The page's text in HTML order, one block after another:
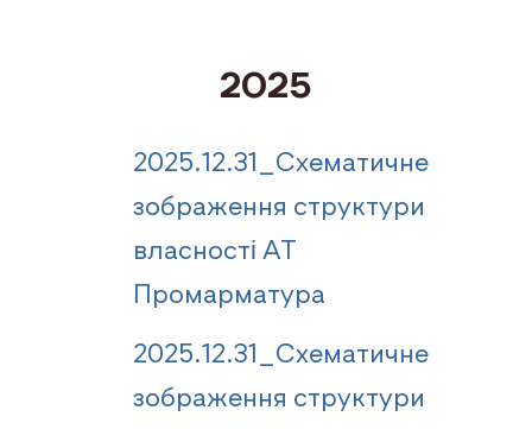
2025
2025.12.31_Схематичне
зображення структури
власності АТ
Промарматура
2025.12.31_Схематичне
зображення структури